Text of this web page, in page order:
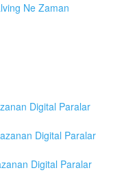
Ne Zaman
Digital Paralar
Digital Paralar
Digital Paralar